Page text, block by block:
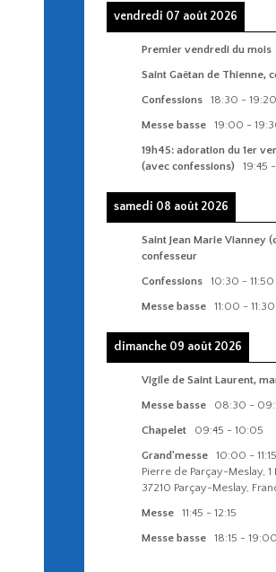
vendredi 07 août 2026
Premier vendredi du mois
Saint Gaëtan de Thienne,
Confessions
18:30 - 19:20
Messe basse
19:00 -
19h45: adoration du 1er
(avec confessions)
19:45 -
samedi 08 août 2026
Saint Jean Marie Vianney
confesseur
Confessions
10:30 - 11:50
Messe basse
11:00 - 11:30
dimanche 09 août 2026
Vigile de Saint Laurent,
Messe basse
08:30 -
Chapelet
09:45 - 10:05
Grand'messe
10:00 - 11:15
Pierre de Parçay-Meslay, 1
37210 Parçay-Meslay,
Messe
11:45 - 12:15
Messe basse
18:15 - 19:00